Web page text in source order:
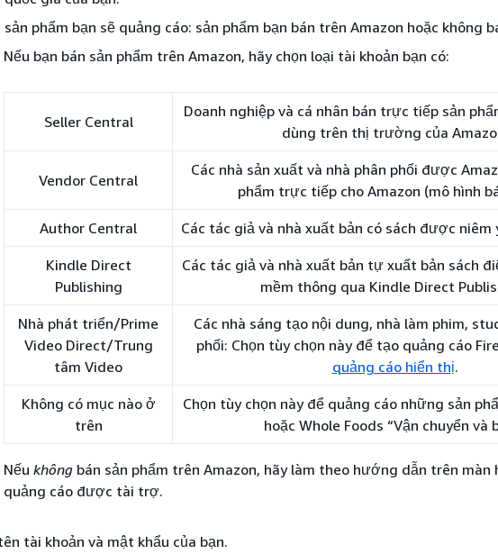
sản phẩm bạn sẽ quảng cáo: sản phẩm bạn bán trên Amazon hoặc không
Nếu bạn bán sản phẩm trên Amazon, hãy chọn loại tài khoản bạn có:
Seller Central
Doanh nghiệp và cá nhân bán trực tiếp sản
dùng trên thị trường của
Vendor Central
Các nhà sản xuất và nhà phân phối được
phẩm trực tiếp cho Amazon (mô hình
Author Central Các tác giả và nhà xuất bản có sách được niêm
Kindle Direct
Publishing
Các tác giả và nhà xuất bản tự xuất bản sách
mềm thông qua Kindle Direct
Nhà phát triển/Prime
Video Direct/Trung
tâm Video
Các nhà sáng tạo nội dung, nhà làm phim,
phối: Chọn tùy chọn này để tạo quảng cáo
quảng cáo hiển thị.
Không có mục nào ở
trên
Chọn tùy chọn này để quảng cáo những sản
hoặc Whole Foods “Vận chuyển và
Nếu không bán sản phẩm trên Amazon, hãy làm theo hướng dẫn trên màn
quảng cáo được tài trợ.
tài khoản và mật khẩu của bạn.